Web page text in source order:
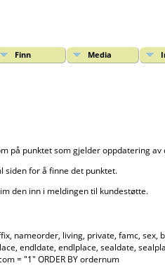
Finn Media
på punktet som gjelder oppdatering
siden for å finne det punktet.
den inn i meldingen til kundestøtte.
nameorder, living, private, famc,
endldate, endlplace, sealdate,
= "1" ORDER BY ordernum